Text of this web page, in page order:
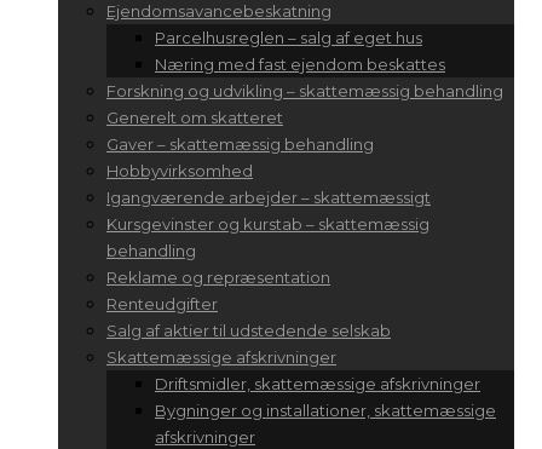
Ejendomsavancebeskatning
Parcelhusreglen – salg af eget hus
Næring med fast ejendom beskattes
Forskning og udvikling – skattemæssig behandling
Generelt om skatteret
Gaver – skattemæssig behandling
Hobbyvirksomhed
Igangværende arbejder – skattemæssigt
Kursgevinster og kurstab – skattemæssig
behandling
Reklame og repræsentation
Renteudgifter
Salg af aktier til udstedende selskab
Skattemæssige afskrivninger
Driftsmidler, skattemæssige afskrivninger
Bygninger og installationer, skattemæssige
afskrivninger